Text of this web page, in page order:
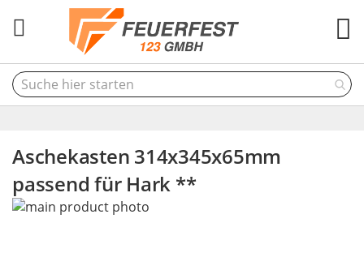
Aschekasten 314x345x65mm
passend für Hark **
Skip